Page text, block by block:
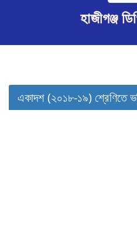
হাজীগঞ্জ
একাদশ (২০১৮-১৯) শ্রেণিতে